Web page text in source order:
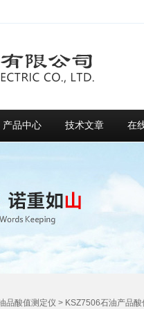
产品中心 技术文章 在
品酸值测定仪 > KSZ7506石油产品